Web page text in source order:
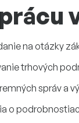
na otázky
trhových
správ a
o